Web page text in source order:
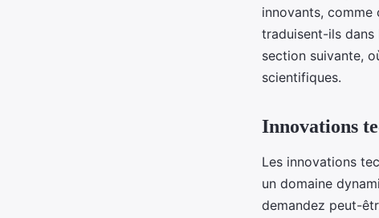
innovants, comme
traduisent-ils dans
section suivante,
scientifiques.
Innovations
Les innovations
un domaine
demandez peut-